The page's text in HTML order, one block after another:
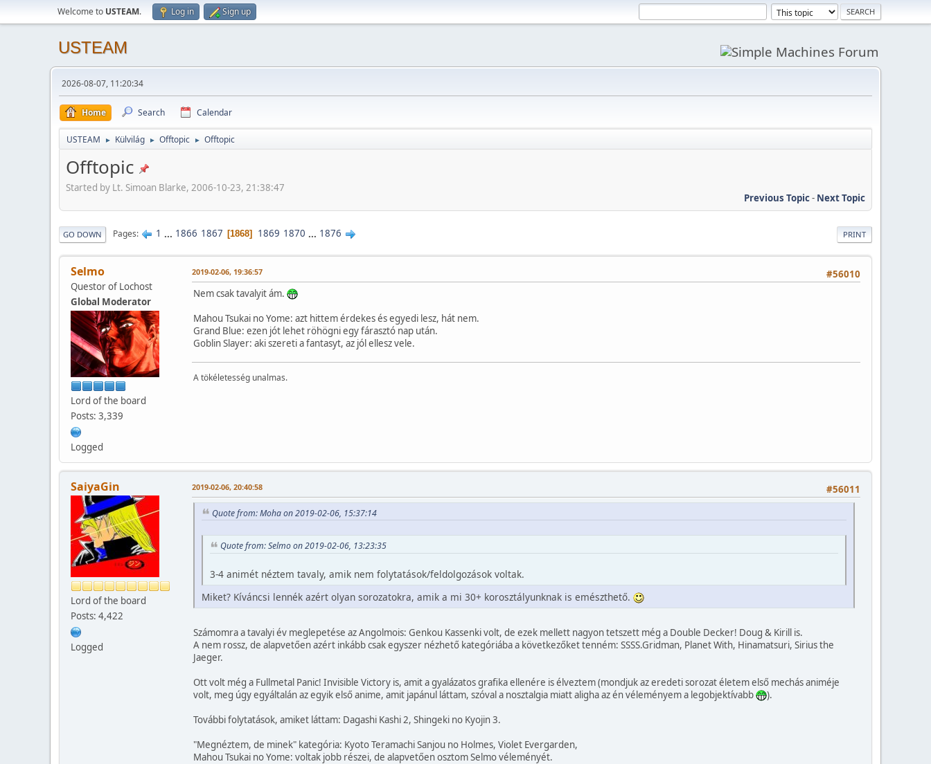
Welcome to USTEAM. Log in Sign up
USTEAM
2026-08-07, 11:20:34
Home Search Calendar
USTEAM ► Külvilág ► Offtopic ► Offtopic
Offtopic
Started by Lt. Simoan Blarke, 2006-10-23, 21:38:47
Previous Topic- Next Topic
PRINT
GO DOWN Pages 1 ... 1866 1867 1868 1869 1870 ... 1876
Selmo
Questor of Lochost
Global Moderator
Lord of the board
Posts: 3,339
Logged
#56010
2019-02-06, 19:36:57
Nem csak tavalyit ám.
Mahou Tsukai no Yome: azt hittem érdekes és egyedi lesz, hát nem.
Grand Blue: ezen jót lehet röhögni egy fárasztó nap után.
Goblin Slayer: aki szereti a fantasyt, az jól ellesz vele.
A tökéletesség unalmas.
SaiyaGin
Lord of the board
Posts: 4,422
Logged
#56011
2019-02-06, 20:40:58
Quote from: Moha on 2019-02-06, 15:37:14
Quote from: Selmo on 2019-02-06, 13:23:35
3-4 animét néztem tavaly, amik nem folytatások/feldolgozások voltak.
Miket? Kíváncsi lennék azért olyan sorozatokra, amik a mi 30+ korosztályunknak is emészthető.
Számomra a tavalyi év meglepetése az Angolmois: Genkou Kassenki volt, de ezek mellett nagyon tetszett még a Double Decker! Doug & Kirill is.
A nem rossz, de alapvetően azért inkább csak egyszer nézhető kategóriába a következőket tenném: SSSS.Gridman, Planet With, Hinamatsuri, Sirius the
Jaeger.
Ott volt még a Fullmetal Panic! Invisible Victory is, amit a gyalázatos grafika ellenére is élveztem (mondjuk az eredeti sorozat életem első mechás animéje
volt, meg úgy egyáltalán az egyik első anime, amit japánul láttam, szóval a nosztalgia miatt aligha az én véleményem a legobjektívabb
).
További folytatások, amiket láttam: Dagashi Kashi 2, Shingeki no Kyojin 3.
"Megnéztem, de minek" kategória: Kyoto Teramachi Sanjou no Holmes, Violet Evergarden,
Mahou Tsukai no Yome: voltak jobb részei, de alapvetően osztom Selmo véleményét.